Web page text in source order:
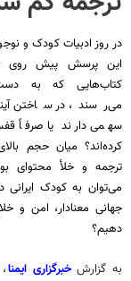
در روز ادبیات کودک و
این پرسش پیش روی
کتاب‌هایی که به
می‌رسند، در ساختن
سهمی دارند یا صرفاً
کرده‌اند؟ میان حجم
ترجمه و خلأ محتوای
می‌توان به کودک
جهانی معنادار، امن و
دهیم؟
به گزارشخبرگزاری ایمنا